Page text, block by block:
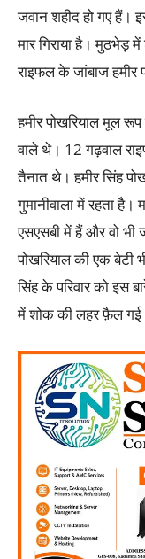
जवान शहीद हो गए
मार गिराया है। मुठभेड़
राइफल के जांबाज हमीर
हमीर पोखरियाल मूल
वाले थे। 12 गढ़वाल
तैनात थे। हमीर सिंह
गुमानीवाला में रहता है।
एसएसबी में हैं और वो भी
पोखरियाल की एक
सिंह के परिवार को इस
में शोक की लहर फ़ैल